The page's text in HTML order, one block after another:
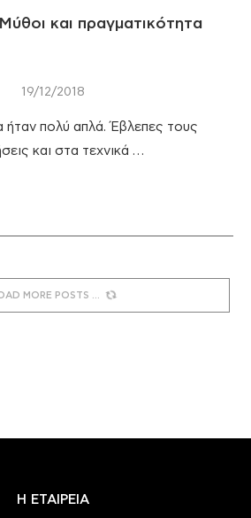
και πραγματικότητα
19/12/2018
ήταν πολύ απλά. Έβλεπες τους
και στα τεχνικά …
MORE POSTS
Η ΕΤΑΙΡΕΙΑ